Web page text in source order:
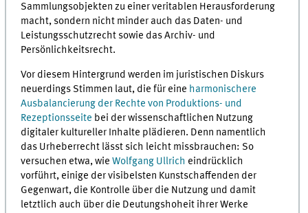
Sammlungsobjekten zu einer veritablen Herausforderung
macht, sondern nicht minder auch das Daten- und
Leistungsschutzrecht sowie das Archiv- und
Persönlichkeitsrecht.
Vor diesem Hintergrund werden im juristischen Diskurs
neuerdings Stimmen laut, die für eine harmonischere
Ausbalancierung der Rechte von Produktions- und
Rezeptionsseite bei der wissenschaftlichen Nutzung
digitaler kultureller Inhalte plädieren. Denn namentlich
das Urheberrecht lässt sich leicht missbrauchen: So
versuchen etwa, wieWolfgang Ullrich eindrücklich
vorführt, einige der visibelsten Kunstschaffenden der
Gegenwart, die Kontrolle über die Nutzung und damit
letztlich auch über die Deutungshoheit ihrer Werke